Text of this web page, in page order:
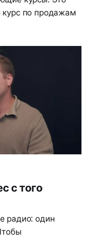
курс по продажам
с того
радио: один